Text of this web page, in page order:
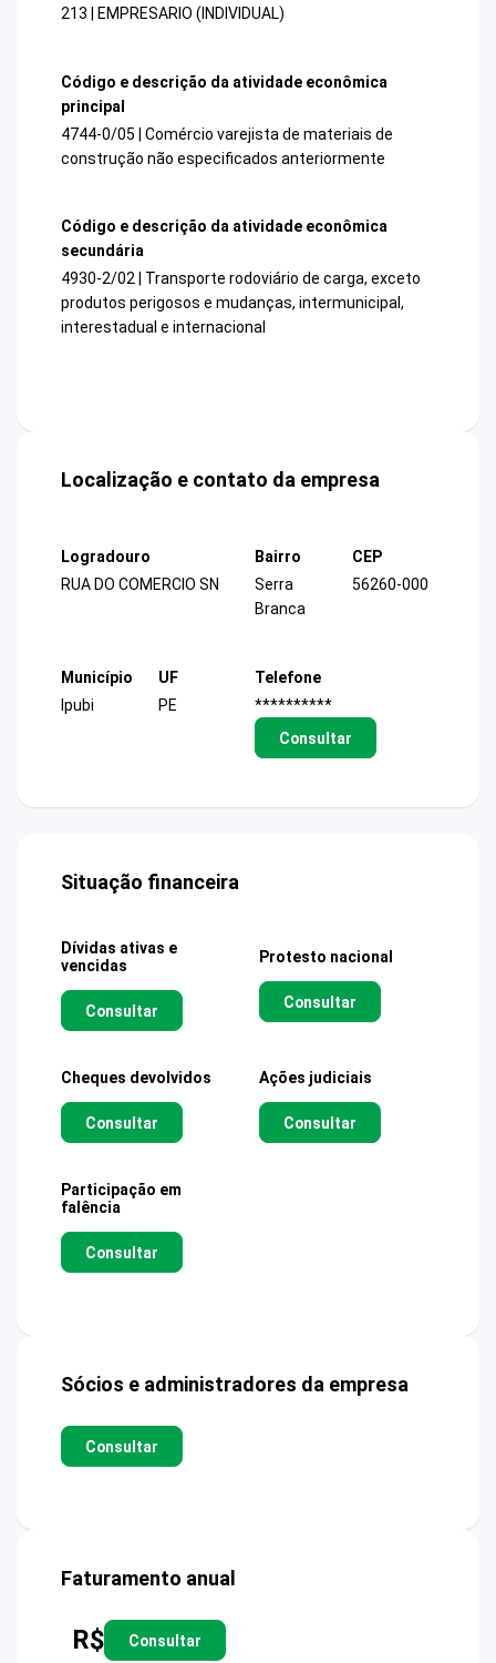
213 | EMPRESARIO (INDIVIDUAL)
Código e descrição da atividade econômica
principal
4744-0/05 | Comércio varejista de materiais de
construção não especificados anteriormente
Código e descrição da atividade econômica
secundária
4930-2/02 | Transporte rodoviário de carga, exceto
produtos perigosos e mudanças, intermunicipal,
interestadual e internacional
Localização e contato da empresa
Logradouro
RUA DO COMERCIO SN
Bairro
Serra
Branca
CEP
56260-000
Município
Ipubi
UF
PE
Telefone
**********
Consultar
Situação financeira
Dívidas ativas e
vencidas
Consultar
Protesto nacional
Consultar
Cheques devolvidos
Consultar
Ações judiciais
Consultar
Participação em
falência
Consultar
Sócios e administradores da empresa
Consultar
Faturamento anual
R$ Consultar